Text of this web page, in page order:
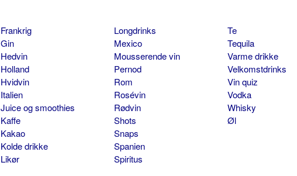
Frankrig
Gin
Hedvin
Holland
Hvidvin
Italien
Juice og smoothies
Kaffe
Kakao
Kolde drikke
Likør
Longdrinks
Mexico
Mousserende vin
Pernod
Rom
Rosévin
Rødvin
Shots
Snaps
Spanien
Spiritus
Te
Tequila
Varme drikke
Velkomstdrinks
Vin quiz
Vodka
Whisky
Øl